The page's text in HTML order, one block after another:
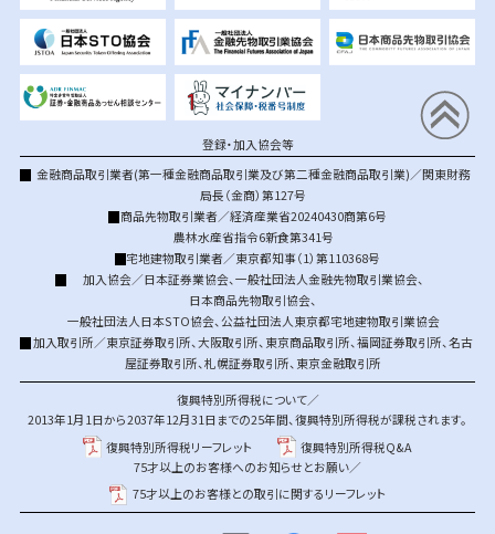
登録・加入協会等
金融商品取引業者(第一種金融商品取引業及び第二種金融商品取引業)／関東財務
局長（金商）第127号
商品先物取引業者／経済産業省20240430商第6号
農林水産省指令6新食第341号
宅地建物取引業者／東京都知事（1）第110368号
加入協会／日本証券業協会、一般社団法人金融先物取引業協会、
日本商品先物取引協会、
一般社団法人日本STO協会、公益社団法人東京都宅地建物取引業協会
加入取引所／東京証券取引所、大阪取引所、 東京商品取引所、福岡証券取引所、名古
屋証券取引所、札幌証券取引所、 東京金融取引所
復興特別所得税について／
2013年1月1日から2037年12月31日までの25年間、復興特別所得税が課税されます。
復興特別所得税リーフレット
復興特別所得税Q&A
75才以上のお客様へのお知らせとお願い／
75才以上のお客様との取引に関するリーフレット